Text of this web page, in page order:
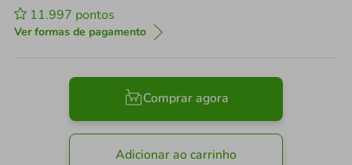
11.997 pontos
Ver formas de pagamento
Comprar agora
Adicionar ao carrinho